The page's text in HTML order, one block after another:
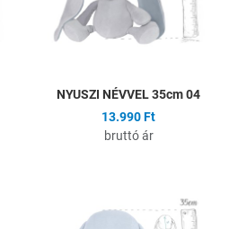
NYUSZI NÉVVEL 35cm 04
13.990 Ft
bruttó ár